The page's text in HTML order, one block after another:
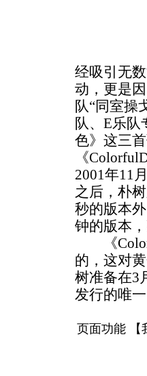
经吸引无
动，更是
队“同室操
队、E乐
色》这三
《
2001年11
之后，朴
秒的版本
钟的版本
《
的，这对
树准备在3
发行的唯
页面功能 【